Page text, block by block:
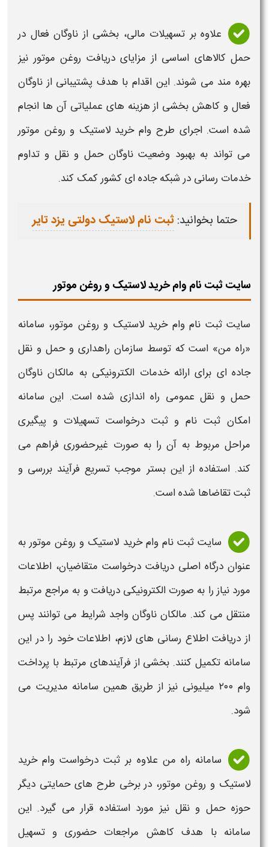
علاوه بر تسهیلات مالی، بخشی از ناوگان فعال در
حمل کالاهای اساسی از مزایای دریافت روغن موتور نیز
بهره مند می شوند. این اقدام با هدف پشتیبانی از ناوگان
فعال و کاهش بخشی از هزینه های عملیاتی آن ها انجام
شده است. اجرای طرح وام خرید لاستیک و روغن موتور
می تواند به بهبود وضعیت ناوگان حمل و نقل و تداوم
خدمات رسانی در شبکه جاده ای کشور کمک کند.
حتما بخوانید:ثبت نام لاستیک دولتی یزد تایر
سایت ثبت نام وام خرید لاستیک و روغن موتور
سایت ثبت نام وام خرید لاستیک و روغن موتور، سامانه
«راه من» است که توسط سازمان راهداری و حمل و نقل
جاده ای برای ارائه خدمات الکترونیکی به مالکان ناوگان
حمل و نقل عمومی راه اندازی شده است. این سامانه
امکان ثبت نام و ثبت درخواست تسهیلات و پیگیری
مراحل مربوط به آن را به صورت غیرحضوری فراهم می
کند. استفاده از این بستر موجب تسریع فرآیند بررسی و
ثبت تقاضاها شده است.
سایت ثبت نام وام خرید لاستیک و روغن موتوربه
عنوان درگاه اصلی دریافت درخواست متقاضیان، اطلاعات
مورد نیاز را به صورت الکترونیکی دریافت و به مراجع مرتبط
منتقل می کند. مالکان ناوگان واجد شرایط می توانند پس
از دریافت اطلاع رسانی های لازم، اطلاعات خود را در این
سامانه تکمیل کنند. بخشی از فرآیندهای مرتبط با پرداخت
وام ۲۰۰ میلیونی
نیز از طریق همین سامانه مدیریت می
شود.
سامانه راه من علاوه بر ثبت درخواست وام خرید
لاستیک و روغن موتور، در برخی طرح های حمایتی دیگر
حوزه حمل و نقل نیز مورد استفاده قرار می گیرد. این
سامانه با هدف کاهش مراجعات حضوری و تسهیل